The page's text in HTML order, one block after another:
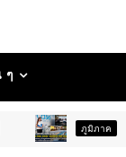
ๆ